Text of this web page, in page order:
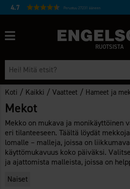
4.7 Perustuu 27231 ääneen
RUOTSISTA
Koti / Kaikki /Vaatteet / Hameet ja
Mekot
Mekko on mukava ja monikäyttöinen
eri tilanteeseen. Täältä löydät
lomalle – malleja, joissa on
käyttömukavuus koko päiväksi.
ja ajattomista malleista, joissa on
Naiset